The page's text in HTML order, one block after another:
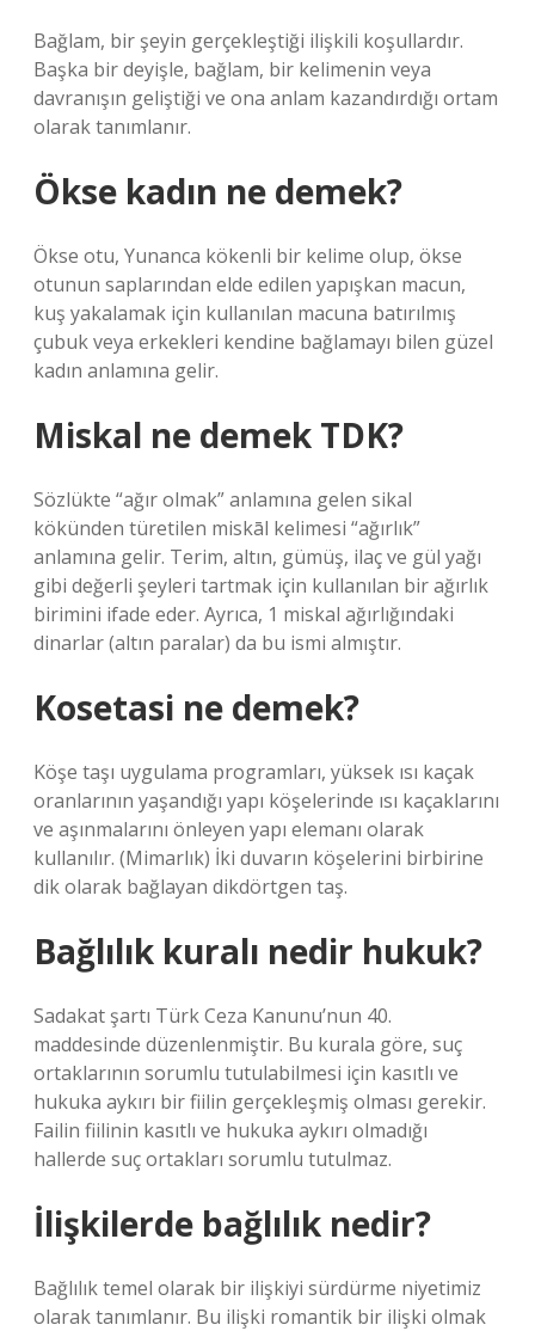
Bağlam, bir şeyin gerçekleştiği ilişkili koşullardır.
Başka bir deyişle, bağlam, bir kelimenin veya
davranışın geliştiği ve ona anlam kazandırdığı ortam
olarak tanımlanır.
Ökse kadın ne demek?
Ökse otu, Yunanca kökenli bir kelime olup, ökse
otunun saplarından elde edilen yapışkan macun,
kuş yakalamak için kullanılan macuna batırılmış
çubuk veya erkekleri kendine bağlamayı bilen güzel
kadın anlamına gelir.
Miskal ne demek TDK?
Sözlükte “ağır olmak” anlamına gelen sikal
kökünden türetilen miskāl kelimesi “ağırlık”
anlamına gelir. Terim, altın, gümüş, ilaç ve gül yağı
gibi değerli şeyleri tartmak için kullanılan bir ağırlık
birimini ifade eder. Ayrıca, 1 miskal ağırlığındaki
dinarlar (altın paralar) da bu ismi almıştır.
Kosetasi ne demek?
Köşe taşı uygulama programları, yüksek ısı kaçak
oranlarının yaşandığı yapı köşelerinde ısı kaçaklarını
ve aşınmalarını önleyen yapı elemanı olarak
kullanılır. (Mimarlık) İki duvarın köşelerini birbirine
dik olarak bağlayan dikdörtgen taş.
Bağlılık kuralı nedir hukuk?
Sadakat şartı Türk Ceza Kanunu’nun 40.
maddesinde düzenlenmiştir. Bu kurala göre, suç
ortaklarının sorumlu tutulabilmesi için kasıtlı ve
hukuka aykırı bir fiilin gerçekleşmiş olması gerekir.
Failin fiilinin kasıtlı ve hukuka aykırı olmadığı
hallerde suç ortakları sorumlu tutulmaz.
İlişkilerde bağlılık nedir?
Bağlılık temel olarak bir ilişkiyi sürdürme niyetimiz
olarak tanımlanır. Bu ilişki romantik bir ilişki olmak